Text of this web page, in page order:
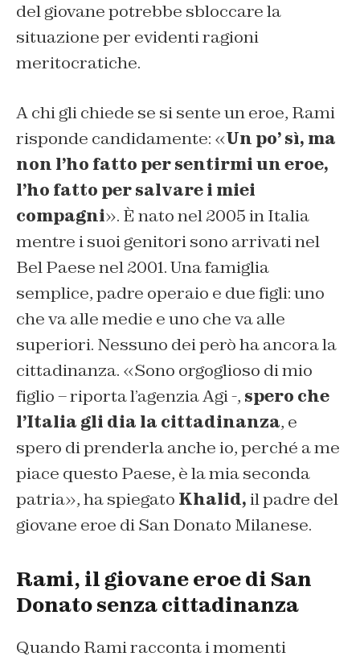
del giovane potrebbe sbloccare la
situazione per evidenti ragioni
meritocratiche.
A chi gli chiede se si sente un eroe, Rami
risponde candidamente: «Un po’ sì, ma
non l’ho fatto per sentirmi un eroe,
l’ho fatto per salvare i miei
compagni». È nato nel 2005 in Italia
mentre i suoi genitori sono arrivati nel
Bel Paese nel 2001. Una famiglia
semplice, padre operaio e due figli: uno
che va alle medie e uno che va alle
superiori. Nessuno dei però ha ancora la
cittadinanza. «Sono orgoglioso di mio
figlio – riporta l’agenzia Agi -, spero che
l’Italia gli dia la cittadinanza, e
spero di prenderla anche io, perché a me
piace questo Paese, è la mia seconda
patria», ha spiegato Khalid,il padre del
giovane eroe di San Donato Milanese.
Rami, il giovane eroe di San
Donato senza cittadinanza
Quando Rami racconta i momenti